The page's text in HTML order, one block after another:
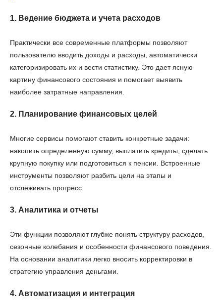
1. Ведение бюджета и учета расходов
Практически все современные платформы позволяют
пользователю вводить доходы и расходы, автоматически
категоризировать их и вести статистику. Это дает ясную
картину финансового состояния и помогает выявить
наиболее затратные направления.
2. Планирование финансовых целей
Многие сервисы помогают ставить конкретные задачи:
накопить определенную сумму, выплатить кредиты, сделать
крупную покупку или подготовиться к пенсии. Встроенные
инструменты позволяют разбить цели на этапы и
отслеживать прогресс.
3. Аналитика и отчеты
Эти функции позволяют глубже понять структуру расходов,
сезонные колебания и особенности финансового поведения.
На основании аналитики легко вносить корректировки в
стратегию управления деньгами.
4. Автоматизация и интеграция